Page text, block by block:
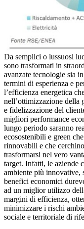
Da semplici o lussuosi
sono trasformati in
avanzate tecnologie sia
termini di esperienza e
l’efficienza energetica
nell’ottimizzazione della
e fidelizzazione del
migliori performance
lungo periodo saranno
ecosostenibili e green
rinnovabili e che
trasformarsi nel vero
target. Infatti, le aziende
ambiente più innovative,
benefici economici
ad un miglior utilizzo
margini di efficienza,
minimizzare i rischi
sociale e territoriale di